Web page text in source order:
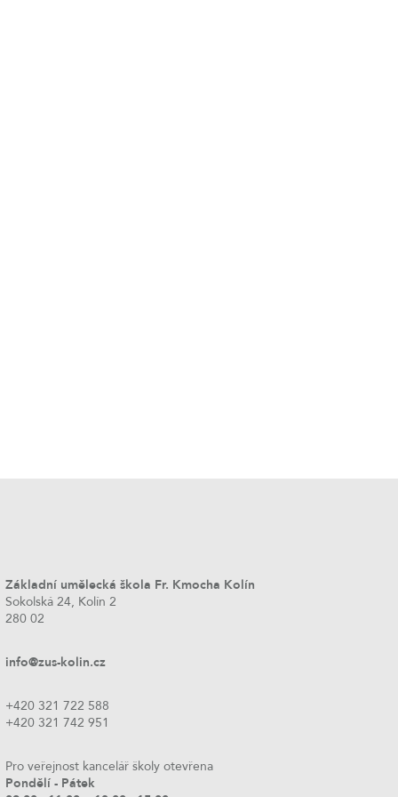
Základní umělecká škola Fr. Kmocha Kolín
Sokolská 24, Kolín 2
280 02
info@zus-kolin.cz
+420 321 722 588
+420 321 742 951
Pro veřejnost kancelář školy otevřena
Pondělí - Pátek